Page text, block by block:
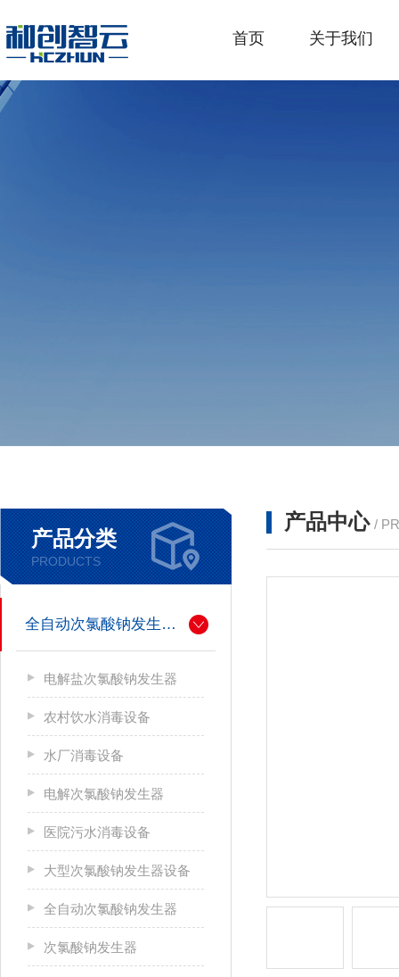
首页 关于我们
产品分类
PRODUCTS
全自动次氯酸钠发生器厂家
电解盐次氯酸钠发生器
农村饮水消毒设备
水厂消毒设备
电解次氯酸钠发生器
医院污水消毒设备
大型次氯酸钠发生器设备
全自动次氯酸钠发生器
次氯酸钠发生器
产品中心 /